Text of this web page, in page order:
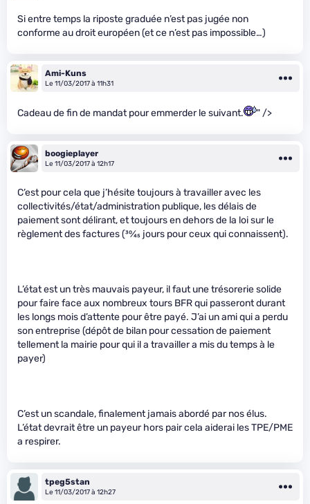
Si entre temps la riposte graduée n’est pas jugée non
conforme au droit européen (et ce n’est pas impossible…)
Ami-Kuns
Le 11/03/2017 à 11h31
Cadeau de fin de mandat pour emmerder le suivant. " />
boogieplayer
Le 11/03/2017 à 12h17
C’est pour cela que j’hésite toujours à travailler avec les
collectivités/état/administration publique, les délais de
paiement sont délirant, et toujours en dehors de la loi sur le
règlement des factures (30⁄45 jours pour ceux qui connaissent).
L’état est un très mauvais payeur, il faut une trésorerie solide
pour faire face aux nombreux tours BFR qui passeront durant
les longs mois d’attente pour être payé. J’ai un ami qui a perdu
son entreprise (dépôt de bilan pour cessation de paiement
tellement la mairie pour qui il a travailler a mis du temps à le
payer)
C’est un scandale, finalement jamais abordé par nos élus.
L’état devrait être un payeur hors pair cela aiderai les TPE/PME
a respirer.
tpeg5stan
Le 11/03/2017 à 12h27